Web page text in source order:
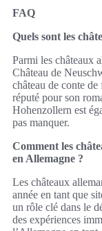
FAQ
Quels sont les
Parmi les châteaux
Château de
château de conte
réputé pour son
Hohenzollern est
pas manquer.
Comment les
en Allemagne ?
Les châteaux
année en tant que
un rôle clé dans le
des expériences